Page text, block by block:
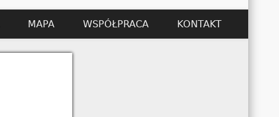
MAPA WSPÓŁPRACA KONTAKT